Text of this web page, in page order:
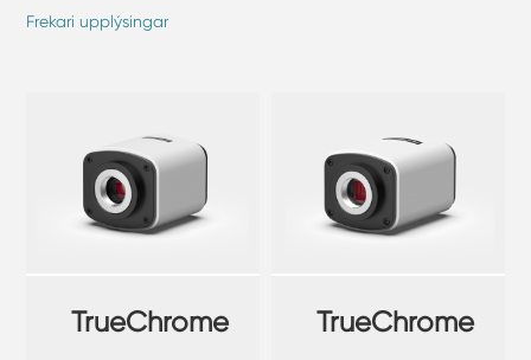
vinnslu.
Frekari upplýsingar
TrueChrome
TrueChrome